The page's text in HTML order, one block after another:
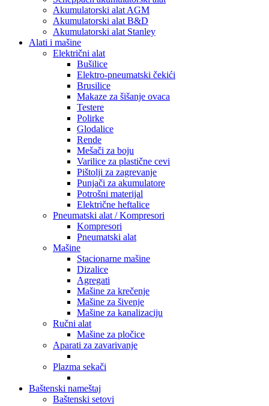
Akumulatorski alat AGM
Akumulatorski alat B&D
Akumulatorski alat Stanley
Alati i mašine
Električni alat
Bušilice
Elektro-pneumatski čekići
Brusilice
Makaze za šišanje ovaca
Testere
Polirke
Glodalice
Rende
Mešači za boju
Varilice za plastične cevi
Pištolji za zagrevanje
Punjači za akumulatore
Potrošni materijal
Električne heftalice
Pneumatski alat / Kompresori
Kompresori
Pneumatski alat
Mašine
Stacionarne mašine
Dizalice
Agregati
Mašine za krečenje
Mašine za šivenje
Mašine za kanalizaciju
Ručni alat
Mašine za pločice
Aparati za zavarivanje
Plazma sekači
Baštenski nameštaj
Baštenski setovi